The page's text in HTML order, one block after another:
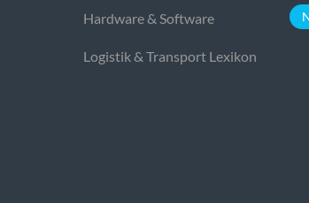
Hardware & Software
Logistik & Transport Lexikon